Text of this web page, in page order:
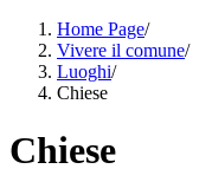
Home Page/
Vivere il comune/
Luoghi/
Chiese
Chiese